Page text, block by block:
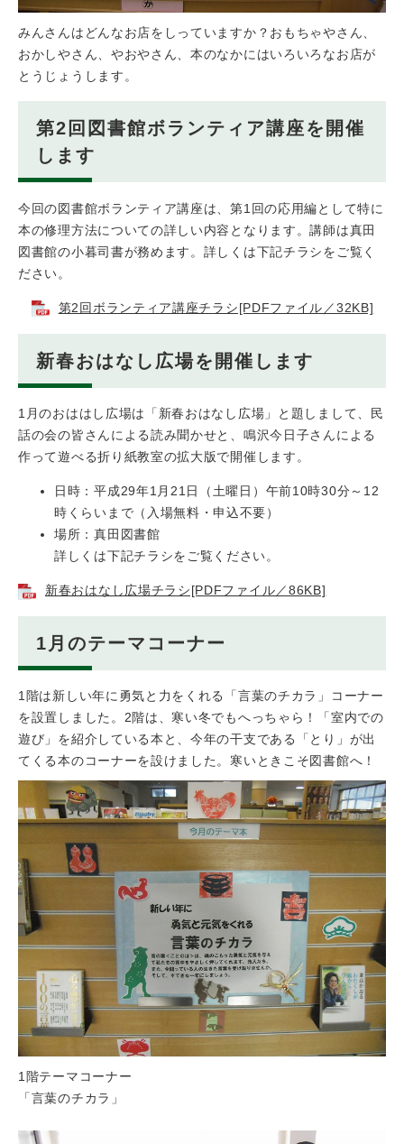
みんさんはどんなお店をしっていますか？おもちゃやさん、
おかしやさん、やおやさん、本のなかにはいろいろなお店が
とうじょうします。
第2回図書館ボランティア講座を開催
します
今回の図書館ボランティア講座は、第1回の応用編として特に
本の修理方法についての詳しい内容となります。講師は真田
図書館の小暮司書が務めます。詳しくは下記チラシをご覧く
ださい。
第2回ボランティア講座チラシ[PDFファイル／32KB]
新春おはなし広場を開催します
1月のおははし広場は「新春おはなし広場」と題しまして、民
話の会の皆さんによる読み聞かせと、鳴沢今日子さんによる
作って遊べる折り紙教室の拡大版で開催します。
日時：平成29年1月21日（土曜日）午前10時30分～12
時くらいまで（入場無料・申込不要）
場所：真田図書館
詳しくは下記チラシをご覧ください。
新春おはなし広場チラシ[PDFファイル／86KB]
1月のテーマコーナー
1階は新しい年に勇気と力をくれる「言葉のチカラ」コーナー
を設置しました。2階は、寒い冬でもへっちゃら！「室内での
遊び」を紹介している本と、今年の干支である「とり」が出
てくる本のコーナーを設けました。寒いときこそ図書館へ！
1階テーマコーナー
「言葉のチカラ」